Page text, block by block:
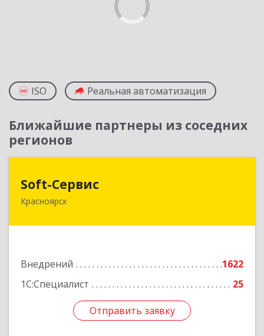
ISO Реальная автоматизация
Ближайшие партнеры из соседних
регионов
Soft-Сервис
Красноярск
Внедрений
1622
1С:Специалист
25
Отправить заявку
660041, Красноярский край, Красноярск г,
Отправить заявку